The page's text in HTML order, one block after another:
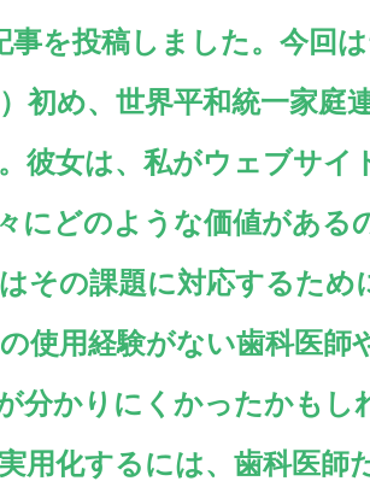
事を投稿しました。今回
初め、世界平和統一家庭
彼女は、私がウェブサイ
にどのような価値がある
その課題に対応するため
使用経験がない歯科医師
分かりにくかったかもし
用化するには、歯科医師